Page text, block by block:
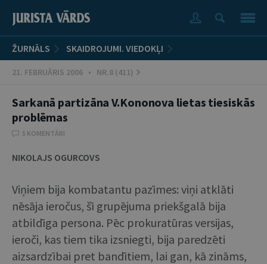
ŽURNĀLS SKAIDROJUMI. VIEDOKĻI
21. FEBRUĀRIS 2006 • NR.8 (411)
Sarkanā partizāna V.Kononova lietas tiesiskās
problēmas
5 KOMENTĀRI
NIKOLAJS OGURCOVS
Viņiem bija kombatantu pazīmes: viņi atklāti
nēsāja ieročus, šī grupējuma priekšgalā bija
atbildīga persona. Pēc prokuratūras versijas,
ieroči, kas tiem tika izsniegti, bija paredzēti
aizsardzībai pret bandītiem, lai gan, kā zināms,